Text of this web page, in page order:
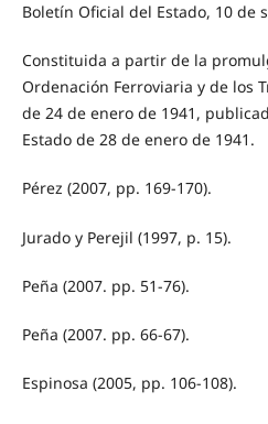
Boletín Oficial del Estado, 10 de
Constituida a partir de la
Ordenación Ferroviaria y de los
de 24 de enero de 1941,
Estado de 28 de enero de 1941.
Pérez (2007, pp. 169-170).
Jurado y Perejil (1997, p. 15).
Peña (2007. pp. 51-76).
Peña (2007. pp. 66-67).
Espinosa (2005, pp. 106-108).